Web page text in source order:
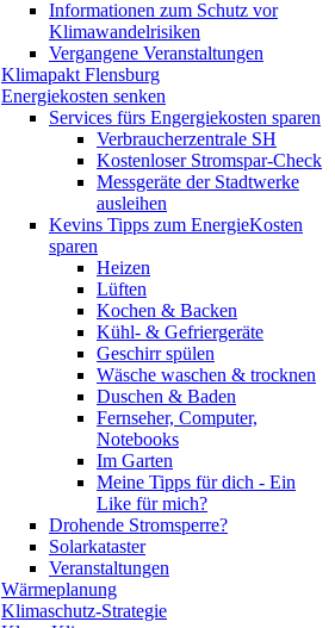
Informationen zum Schutz vor
Klimawandelrisiken
Vergangene Veranstaltungen
Klimapakt Flensburg
Energiekosten senken
Services fürs Engergiekosten sparen
Verbraucherzentrale SH
Kostenloser Stromspar-Check
Messgeräte der Stadtwerke
ausleihen
Kevins Tipps zum EnergieKosten
sparen
Heizen
Lüften
Kochen & Backen
Kühl- & Gefriergeräte
Geschirr spülen
Wäsche waschen & trocknen
Duschen & Baden
Fernseher, Computer,
Notebooks
Im Garten
Meine Tipps für dich - Ein
Like für mich?
Drohende Stromsperre?
Solarkataster
Veranstaltungen
Wärmeplanung
Klimaschutz-Strategie